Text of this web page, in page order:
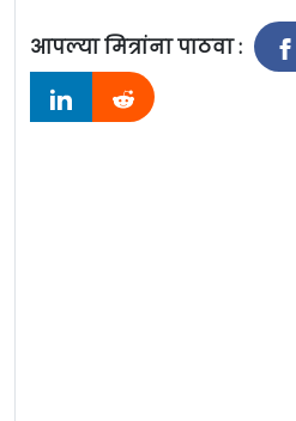
आपल्या मित्रांना पाठवा :